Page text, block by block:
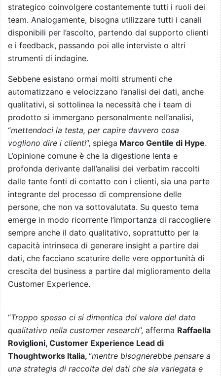
strategico coinvolgere costantemente tutti i ruoli dei
team. Analogamente, bisogna utilizzare tutti i canali
disponibili per l’ascolto, partendo dal supporto clienti
e i feedback, passando poi alle interviste o altri
strumenti di indagine.
Sebbene esistano ormai molti strumenti che
automatizzano e velocizzano l’analisi dei dati, anche
qualitativi, si sottolinea la necessità che i team di
prodotto si immergano personalmente nell’analisi,
“mettendoci la testa, per capire davvero cosa
vogliono dire i clienti”, spiega Marco Gentile di Hype.
L’opinione comune è che la digestione lenta e
profonda derivante dall’analisi dei verbatim raccolti
dalle tante fonti di contatto con i clienti, sia una parte
integrante del processo di comprensione delle
persone, che non va sottovalutata. Su questo tema
emerge in modo ricorrente l’importanza di raccogliere
sempre anche il dato qualitativo, soprattutto per la
capacità intrinseca di generare insight a partire dai
dati, che facciano scaturire delle vere opportunità di
crescita del business a partire dal miglioramento della
Customer Experience.
“Troppo spesso ci si dimentica del valore del dato
qualitativo nella customer research”, afferma Raffaella
Roviglioni, Customer Experience Lead di
Thoughtworks Italia, “mentre bisognerebbe pensare a
una strategia di raccolta dei dati che sia variegata e